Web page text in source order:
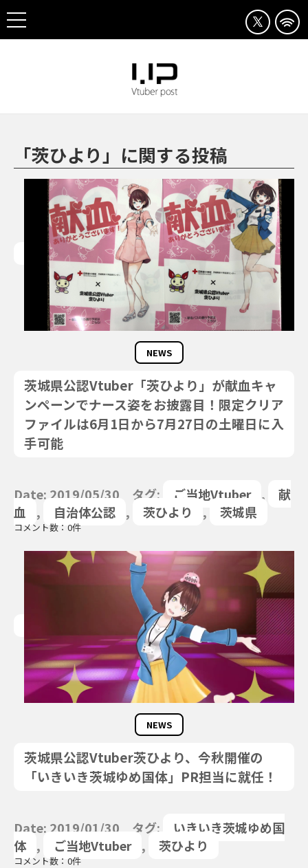
「茨ひより」に関する投稿
NEWS
茨城県公認Vtuber「茨ひより」が献血キャ
ンペーンでナース姿をお披露目！限定クリア
ファイルは6月1日から7月27日の土曜日に入
手可能
Date: 2019/05/30 タグ: ご当地Vtuber ,
献
血
, 自治体公認 , 茨ひより , 茨城県
コメント数：0件
NEWS
茨城県公認Vtuber茨ひより、今秋開催の
「いきいき茨城ゆめ国体」PR担当に就任！
Date: 2019/01/30 タグ:
いきいき茨城ゆめ国
体
, ご当地Vtuber , 茨ひより
コメント数：0件